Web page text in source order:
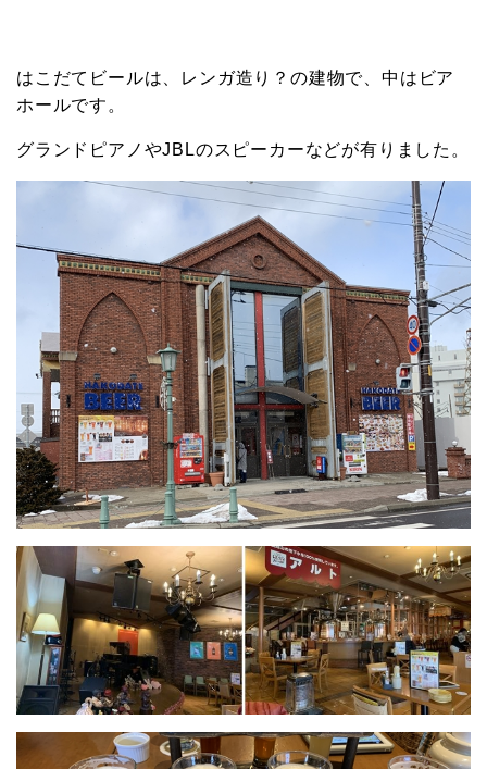
はこだてビールは、レンガ造り？の建物で、中はビア
ホールです。
グランドピアノやJBLのスピーカーなどが有りました。